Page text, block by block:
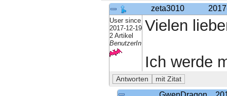
zeta3010
User since
2017-12-19
2 Artikel
BenutzerIn
Vielen
Ich werde